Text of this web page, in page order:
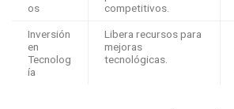
os
competitivos.
Inversión
en
Tecnolog
ía
Libera recursos para
mejoras
tecnológicas.